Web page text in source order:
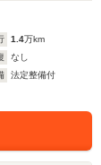
1.4万km
なし
法定整備付